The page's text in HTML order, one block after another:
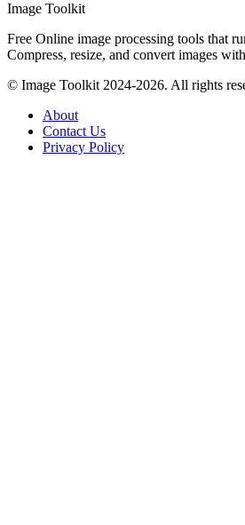
Image Toolkit
Free Online image processing tools that
Compress, resize, and convert images
© Image Toolkit 2024-2026. All rights
About
Contact Us
Privacy Policy